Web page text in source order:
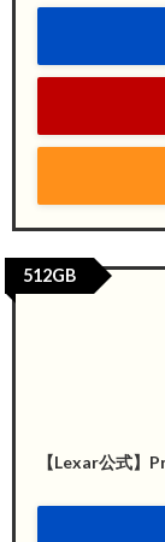
【Lexar公式】
512GB